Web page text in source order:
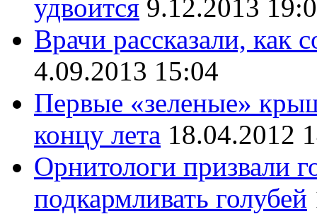
удвоится 9.12.2013
Врачи рассказали, как
4.09.2013 15:04
Первые «зеленые»
концу лета 18.04.2012
Орнитологи призвали
подкармливать голубей